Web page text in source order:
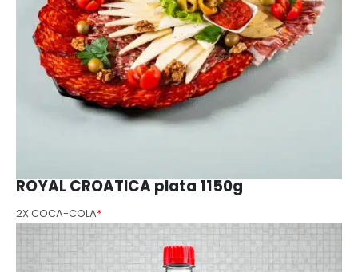
ROYAL CROATICA plata 1150g
*
2X COCA-COLA